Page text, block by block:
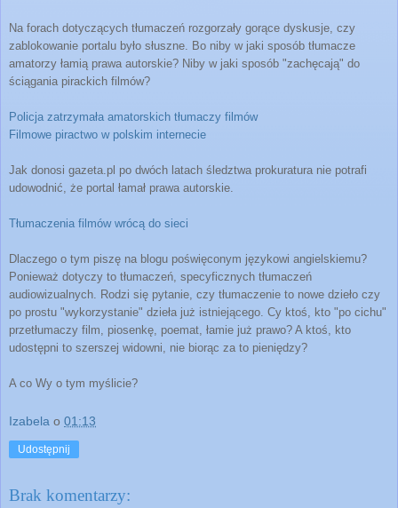
Na forach dotyczących tłumaczeń rozgorzały gorące dyskusje, czy
zablokowanie portalu było słuszne. Bo niby w jaki sposób tłumacze
amatorzy łamią prawa autorskie? Niby w jaki sposób "zachęcają" do
ściągania pirackich filmów?
Policja zatrzymała amatorskich tłumaczy filmów
Filmowe piractwo w polskim internecie
Jak donosi gazeta.pl po dwóch latach śledztwa prokuratura nie potrafi
udowodnić, że portal łamał prawa autorskie.
Tłumaczenia filmów wrócą do sieci
Dlaczego o tym piszę na blogu poświęconym językowi angielskiemu?
Ponieważ dotyczy to tłumaczeń, specyficznych tłumaczeń
audiowizualnych. Rodzi się pytanie, czy tłumaczenie to nowe dzieło czy
po prostu "wykorzystanie" dzieła już istniejącego. Cy ktoś, kto "po cichu"
przetłumaczy film, piosenkę, poemat, łamie już prawo? A ktoś, kto
udostępni to szerszej widowni, nie biorąc za to pieniędzy?
A co Wy o tym myślicie?
Izabela o 01:13
Udostępnij
Brak komentarzy: